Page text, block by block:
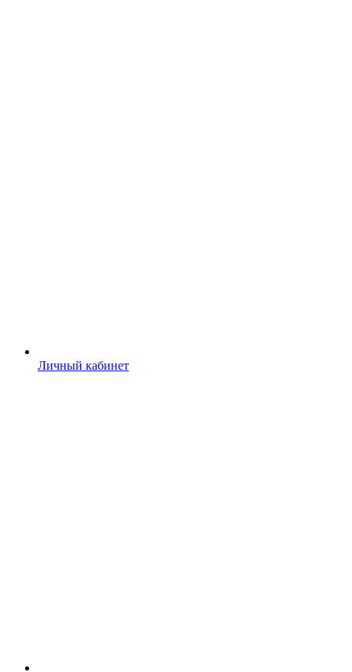
Личный кабинет